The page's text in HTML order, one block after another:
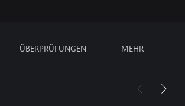
ÜBERPRÜFUNGEN MEHR